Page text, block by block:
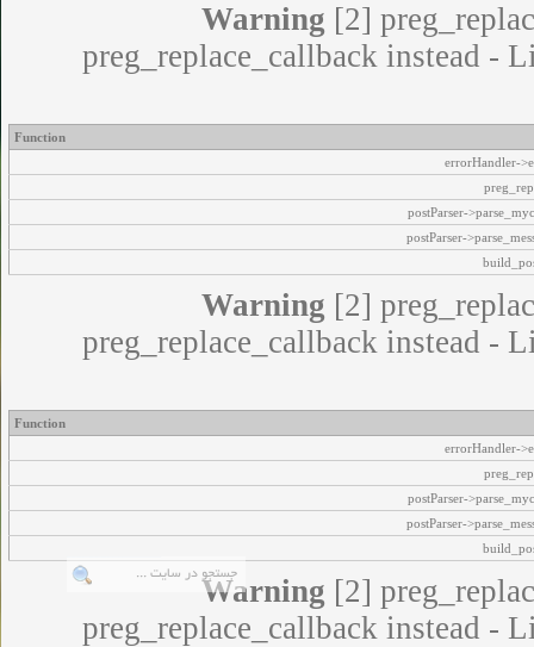
Warning [2]
preg_replace_callback instead -
Function
errorHandler-
postParser-
postParser-
Warning [2]
preg_replace_callback instead -
Function
errorHandler-
postParser-
postParser-
Warning [2]
preg_replace_callback instead -